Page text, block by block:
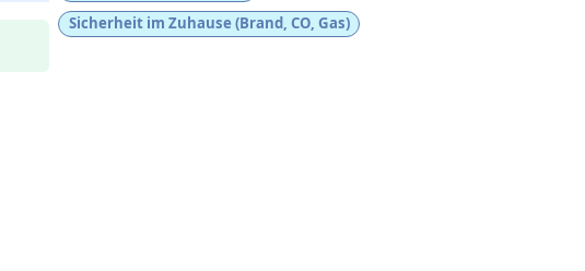
Sicherheit im Zuhause (Brand, CO, Gas)